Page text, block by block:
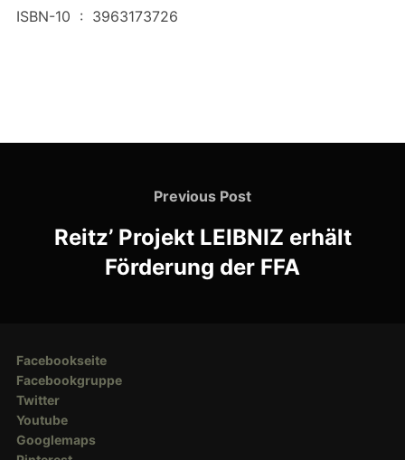
ISBN-10 ‏ : ‎ 3963173726
Previous
Previous Post
Reitz’ Projekt LEIBNIZ erhält
Förderung der FFA
Facebookseite
Facebookgruppe
Twitter
Youtube
Googlemaps